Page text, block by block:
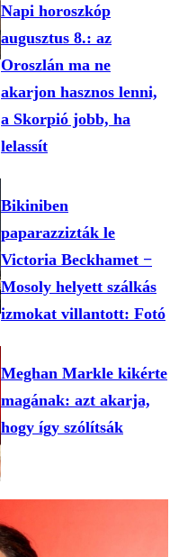
Napi horoszkóp
augusztus 8.: az
Oroszlán ma ne
akarjon hasznos lenni,
a Skorpió jobb, ha
lelassít
Bikiniben
paparazzizták le
Victoria Beckhamet −
Mosoly helyett szálkás
izmokat villantott: Fotó
Meghan Markle kikérte
magának: azt akarja,
hogy így szólítsák